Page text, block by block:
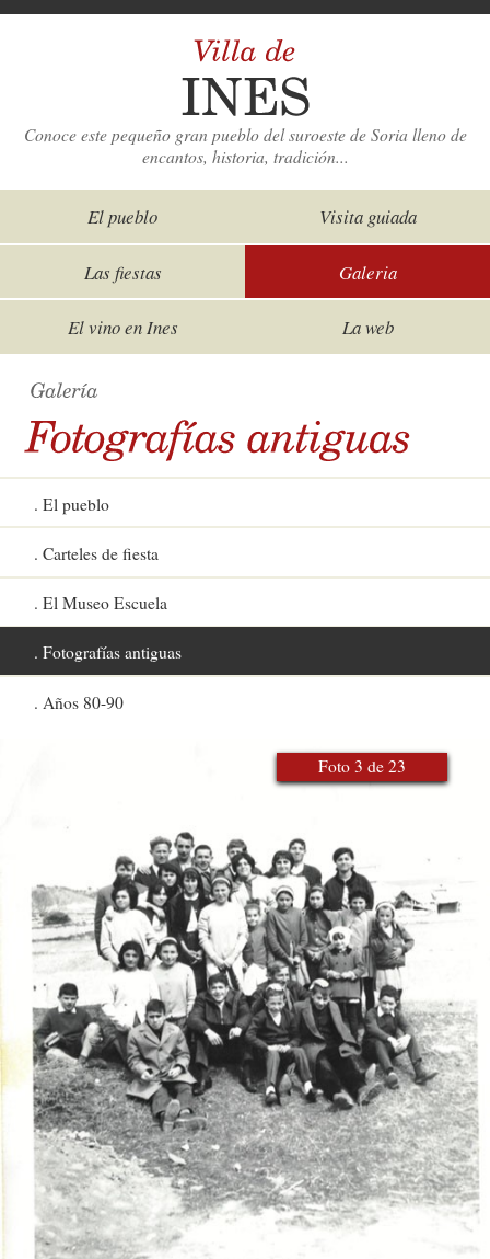
Conoce este pequeño gran pueblo del suroeste de Soria lleno de
encantos, historia, tradición...
El pueblo Visita guiada
Las fiestas Galeria
El vino en Ines La web
El pueblo
Carteles de fiesta
El Museo Escuela
Fotografías antiguas
Años 80-90
Foto 3 de 23